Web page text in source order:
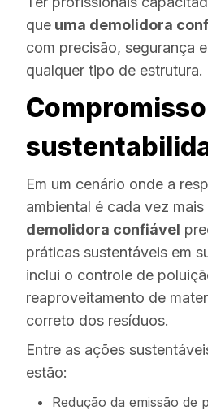
que uma demolidora
com precisão, segurança
qualquer tipo de estrutura.
Em um cenário onde a
ambiental é cada vez
demolidora confiável
práticas sustentáveis em
inclui o controle de
reaproveitamento de
correto dos resíduos.
Entre as ações
estão:
Redução da emissão de